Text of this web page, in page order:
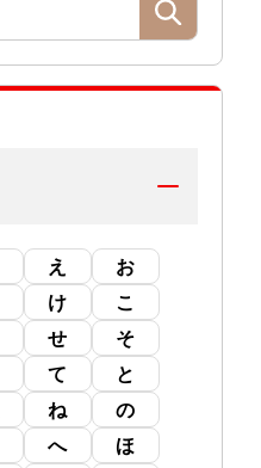
え
お
け
こ
せ
そ
て
と
ね
の
へ
ほ